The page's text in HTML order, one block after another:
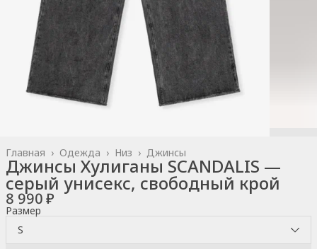
Джинсы
Низ ›
Одежда ›
Главная ›
Джинсы Хулиганы SCANDALIS —
серый унисекс, свободный крой
8 990 ₽
Размер
S